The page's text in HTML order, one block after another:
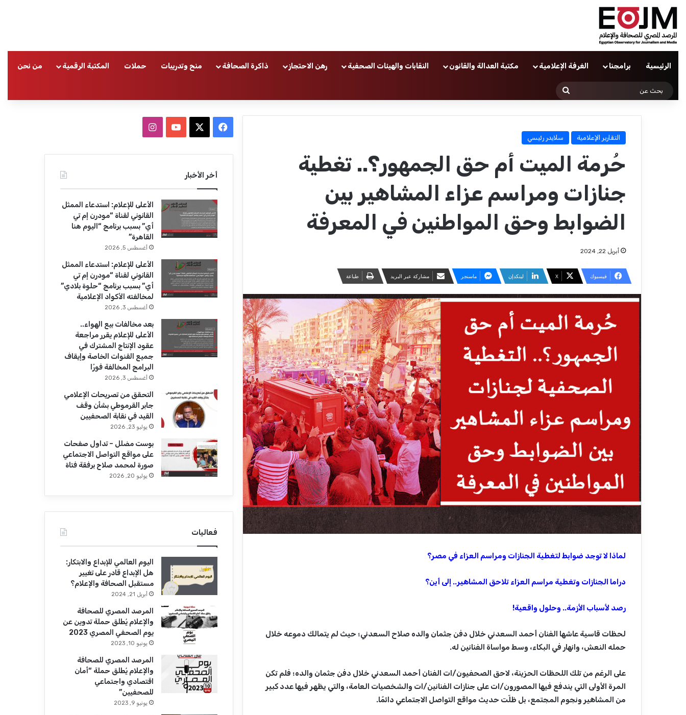
الرئيسية برامجنا الغرفة الإعلامية مكتبة العدالة والقانون النقابات والهيئات الصحفية رهن الاحتجاز ذاكرة الصحافة منح وتدريبات حملات المكتبة الرقمية من نحن
التقارير الإعلامية سلايدر رئيسي
حُرمة الميت أم حق الجمهور؟.. تغطية
جنازات ومراسم عزاء المشاهير بين
الضوابط وحق المواطنين في المعرفة
أبريل 22, 2024
فيسبوك ‫X لينكدإن ماسنجر مشاركة عبر البريد طباعة
لماذا لا توجد ضوابط لتغطية الجنازات ومراسم العزاء في مصر؟
دراما الجنازات وتغطية مراسم العزاء تلاحق المشاهير.. إلى أين؟
رصد لأسباب الأزمة.. وحلول واقعية!
لحظات قاسية عاشها الفنان أحمد السعدني خلال دفن جثمان والده صلاح السعدني؛ حيث لم يتمالك دموعه خلال
حمله النعش، وانهار في البكاء، وسط مواساة الفنانين له.
على الرغم من تلك اللحظات الحزينة، لاحق الصحفيون/ات الفنان أحمد السعدني خلال دفن جثمان والده؛ فلم تكن
المرة الأولى التي يندفع فيها المصورون/ات على جنازات الفنانين/ات والشخصيات العامة، والتي يظهر فيها عدد كبير
من المشاهير ونجوم المجتمع، بل ظلّت حديث مواقع التواصل الاجتماعي دائمًا.
ب
و
ك
u
T
u
e
ا
ت
ق
ر
ا
م
أخر الأخبار
الأعلى للإعلام: استدعاء الممثل
القانوني لقناة “مودرن إم تي
أي” بسبب برنامج “اليوم هنا
القاهرة”
أغسطس 5, 2026
الأعلى للإعلام: استدعاء الممثل
القانوني لقناة “مودرن إم تي
أي” بسبب برنامج “حلوة بلادي”
لمخالفته الأكواد الإعلامية
أغسطس 3, 2026
بعد مخالفات بيع الهواء..
الأعلى للإعلام يقرر مراجعة
عقود الإنتاج المشترك في
جميع القنوات الخاصة وإيقاف
البرامج المخالفة فورًا
أغسطس 3, 2026
التحقق من تصريحات الإعلامي
جابر القرموطي بشأن وقف
القيد في نقابة الصحفيين
يوليو 23, 2026
بوست مضلل – تداول صفحات
على مواقع التواصل الاجتماعي
صورة لمحمد صلاح برفقة فتاة
يوليو 20, 2026
فعاليات
اليوم العالمي للإبداع والابتكار:
هل الإبداع قادر على تغيير
مستقبل الصحافة والإعلام؟
أبريل 21, 2024
المرصد المصري للصحافة
والإعلام يُطلق حملة تدوين عن
يوم الصحفي المصري 2023
يونيو 10, 2023
المرصد المصري للصحافة
والإعلام يُطلق حملة “أمان
اقتصادي واجتماعي
للصحفيين”
يونيو 9, 2023